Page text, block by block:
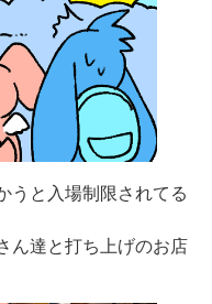
うと入場制限されてる
ん達と打ち上げのお店